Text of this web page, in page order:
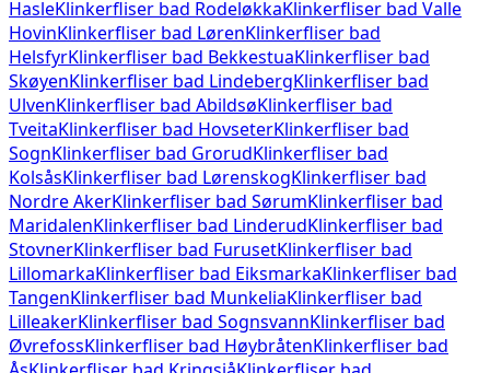
HasleKlinkerfliser bad RodeløkkaKlinkerfliser bad Valle
HovinKlinkerfliser bad LørenKlinkerfliser bad
HelsfyrKlinkerfliser bad BekkestuaKlinkerfliser bad
SkøyenKlinkerfliser bad LindebergKlinkerfliser bad
UlvenKlinkerfliser bad AbildsøKlinkerfliser bad
TveitaKlinkerfliser bad HovseterKlinkerfliser bad
SognKlinkerfliser bad GrorudKlinkerfliser bad
KolsåsKlinkerfliser bad LørenskogKlinkerfliser bad
Nordre AkerKlinkerfliser bad SørumKlinkerfliser bad
MaridalenKlinkerfliser bad LinderudKlinkerfliser bad
StovnerKlinkerfliser bad FurusetKlinkerfliser bad
LillomarkaKlinkerfliser bad EiksmarkaKlinkerfliser bad
TangenKlinkerfliser bad MunkeliaKlinkerfliser bad
LilleakerKlinkerfliser bad SognsvannKlinkerfliser bad
ØvrefossKlinkerfliser bad HøybråtenKlinkerfliser bad